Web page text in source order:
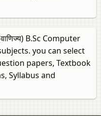
B.Sc Computer
you can select
papers, Textbook
Syllabus and